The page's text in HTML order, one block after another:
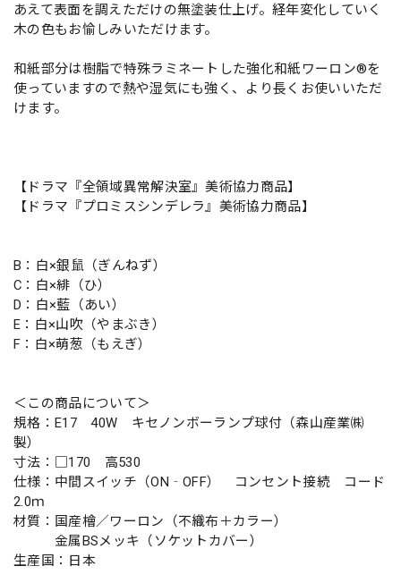
あえて表面を調えただけの無塗装仕上げ。経年変化していく
木の色もお愉しみいただけます。
和紙部分は樹脂で特殊ラミネートした強化和紙ワーロン®を
使っていますので熱や湿気にも強く、より長くお使いいただ
けます。
【ドラマ『全領域異常解決室』美術協力商品】
【ドラマ『プロミスシンデレラ』美術協力商品】
B：白×銀鼠（ぎんねず）
C：白×緋（ひ）
D：白×藍（あい）
E：白×山吹（やまぶき）
F：白×萌葱（もえぎ）
＜この商品について＞
規格：E17 40W キセノンボーランプ球付（森山産業㈱
製）
寸法：□170 高530
仕様：中間スイッチ（ON‐OFF） コンセント接続 コード
2.0ｍ
材質：国産檜／ワーロン（不織布＋カラー）
金属BSメッキ（ソケットカバー）
生産国：日本